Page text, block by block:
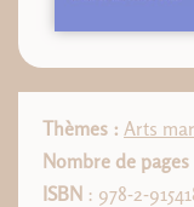
Thèmes : Arts
Nombre de pages
ISBN : 978-2-